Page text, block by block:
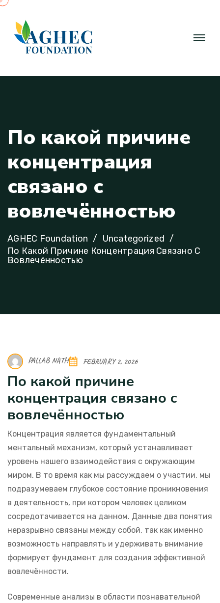
По какой причине
концентрация
связано с
вовлечённостью
AGHEC Foundation
Uncategorized
По Какой Причине Концентрация Связано С
Вовлечённостью
PALLAB NATH FEBRUARY 2, 2026
По какой причине
концентрация связано с
вовлечённостью
Концентрация является фундаментальный
ментальный механизм, который устанавливает
уровень нашего взаимодействия с окружающим
миром. В то время как мы рассуждаем о участии, мы
подразумеваем глубокое состояние проникновения
в деятельность, при котором человек целиком
сосредотачивается на данном. Данные два понятия
неразрывно связаны между собой, так как именно
возможность направлять и удерживать внимание
формирует фундамент для создания эффективной
вовлечённости.
Современные анализы в области познавательной